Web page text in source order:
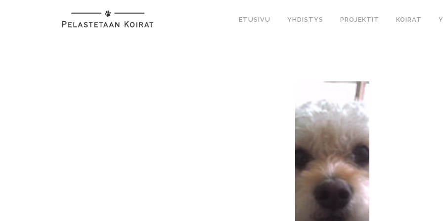
ETUSIVU YHDISTYS PROJEKTIT KOIRAT